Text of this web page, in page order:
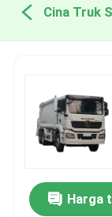
Cina Truk
Harga